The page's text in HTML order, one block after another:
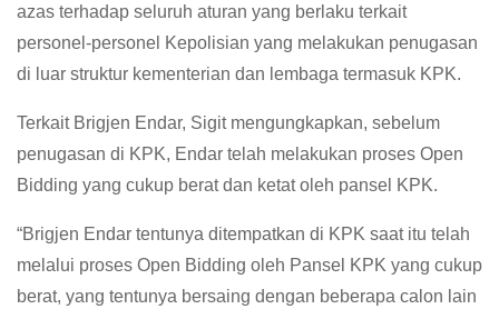
azas terhadap seluruh aturan yang berlaku terkait
personel-personel Kepolisian yang melakukan penugasan
di luar struktur kementerian dan lembaga termasuk KPK.
Terkait Brigjen Endar, Sigit mengungkapkan, sebelum
penugasan di KPK, Endar telah melakukan proses Open
Bidding yang cukup berat dan ketat oleh pansel KPK.
“Brigjen Endar tentunya ditempatkan di KPK saat itu telah
melalui proses Open Bidding oleh Pansel KPK yang cukup
berat, yang tentunya bersaing dengan beberapa calon lain